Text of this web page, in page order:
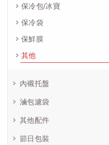
保冷包/冰寶
保冷袋
保鮮膜
其他
內襯托盤
滷包濾袋
其他配件
節日包裝